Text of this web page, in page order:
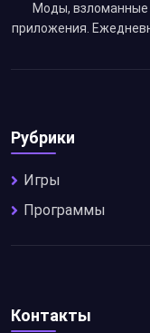
Моды, взломанные
приложения.
Рубрики
Игры
Программы
Контакты